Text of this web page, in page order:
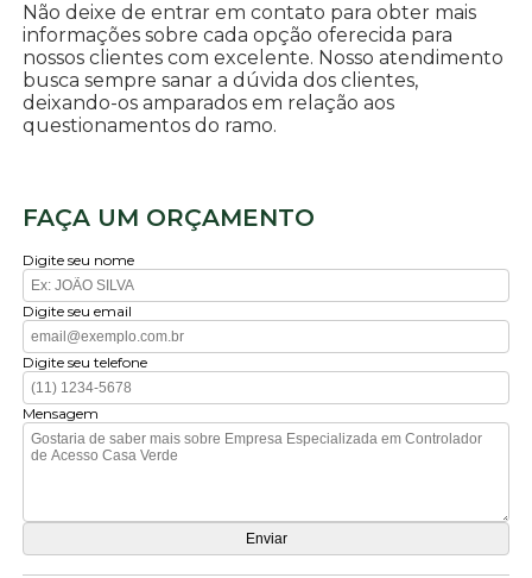
Não deixe de entrar em contato para obter mais
informações sobre cada opção oferecida para
nossos clientes com excelente. Nosso atendimento
busca sempre sanar a dúvida dos clientes,
deixando-os amparados em relação aos
questionamentos do ramo.
FAÇA UM ORÇAMENTO
Digite seu nome
Digite seu email
Digite seu telefone
Mensagem